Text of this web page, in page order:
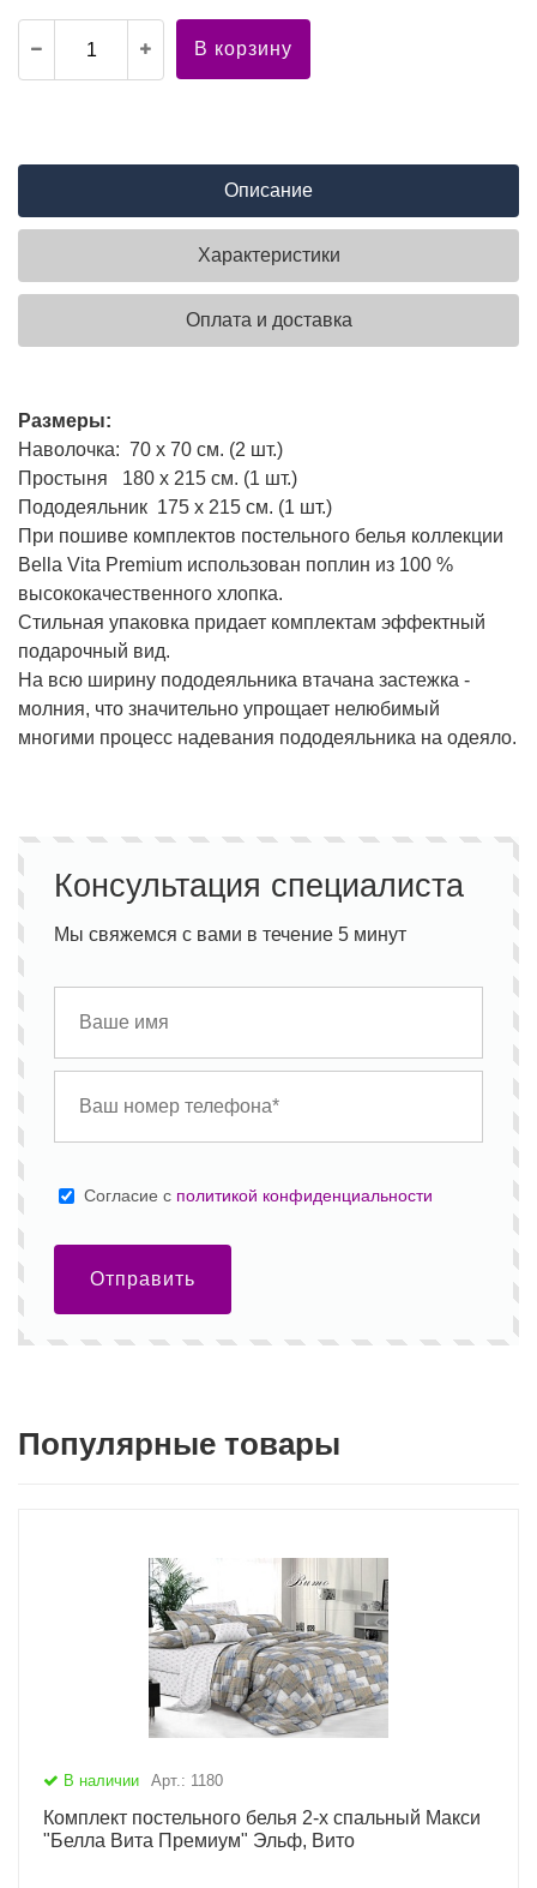
В корзину
Описание
Характеристики
Оплата и доставка
Размеры:
Наволочка: 70 х 70 см. (2 шт.)
Простыня 180 х 215 см. (1 шт.)
Пододеяльник 175 х 215 см. (1 шт.)
При пошиве комплектов постельного белья коллекции
Bella Vita Premium использован поплин из 100 %
высококачественного хлопка.
Стильная упаковка придает комплектам эффектный
подарочный вид.
На всю ширину пододеяльника втачана застежка -
молния, что значительно упрощает нелюбимый
многими процесс надевания пододеяльника на одеяло.
Консультация специалиста
Мы свяжемся с вами в течение 5 минут
Cогласие с политикой конфиденциальности
Отправить
Популярные товары
В наличии Арт.: 1180
Комплект постельного белья 2-х спальный Макси
"Белла Вита Премиум" Эльф, Вито